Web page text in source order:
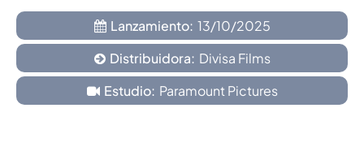
Lanzamiento: 13/10/2025
Distribuidora: Divisa Films
Estudio: Paramount Pictures